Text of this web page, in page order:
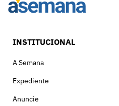
INSTITUCIONAL
A Semana
Expediente
Anuncie